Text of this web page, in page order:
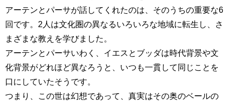
アーテンとパーサが話してくれたのは、そのうちの重要な6
回です。2人は文化圏の異なるいろいろな地域に転生し、さ
まざまな教えを学びました。
アーテンとパーサいわく、イエスとブッダは時代背景や文
化背景がどれほど異なろうと、いつも一貫して同じことを
口にしていたそうです。
つまり、この世は幻想であって、真実はその奥のベールの